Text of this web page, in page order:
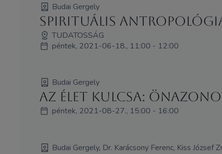
Budai Gergely
Spirituális antropológia
TUDATOSSÁG
péntek, 2021-06-18., 11:00 - 12:00
Budai Gergely
Az élet kulcsa:
péntek, 2021-08-27., 15:00 - 16:00
Budai Gergely, Dr. Karácsony Ferenc, Kiss József